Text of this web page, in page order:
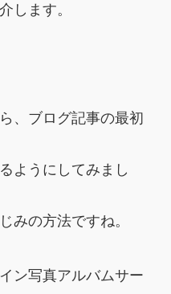
します。
、ブログ記事の最初
ようにしてみまし
みの方法ですね。
ン写真アルバムサー